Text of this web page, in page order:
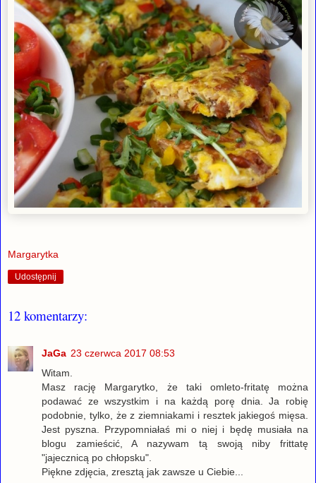
Margarytka
Udostępnij
12 komentarzy:
JaGa 23 czerwca 2017 08:53
Witam.
Masz rację Margarytko, że taki omleto-fritatę można
podawać ze wszystkim i na każdą porę dnia. Ja robię
podobnie, tylko, że z ziemniakami i resztek jakiegoś mięsa.
Jest pyszna. Przypomniałaś mi o niej i będę musiała na
blogu zamieścić, A nazywam tą swoją niby frittatę
"jajecznicą po chłopsku".
Piękne zdjęcia, zresztą jak zawsze u Ciebie...